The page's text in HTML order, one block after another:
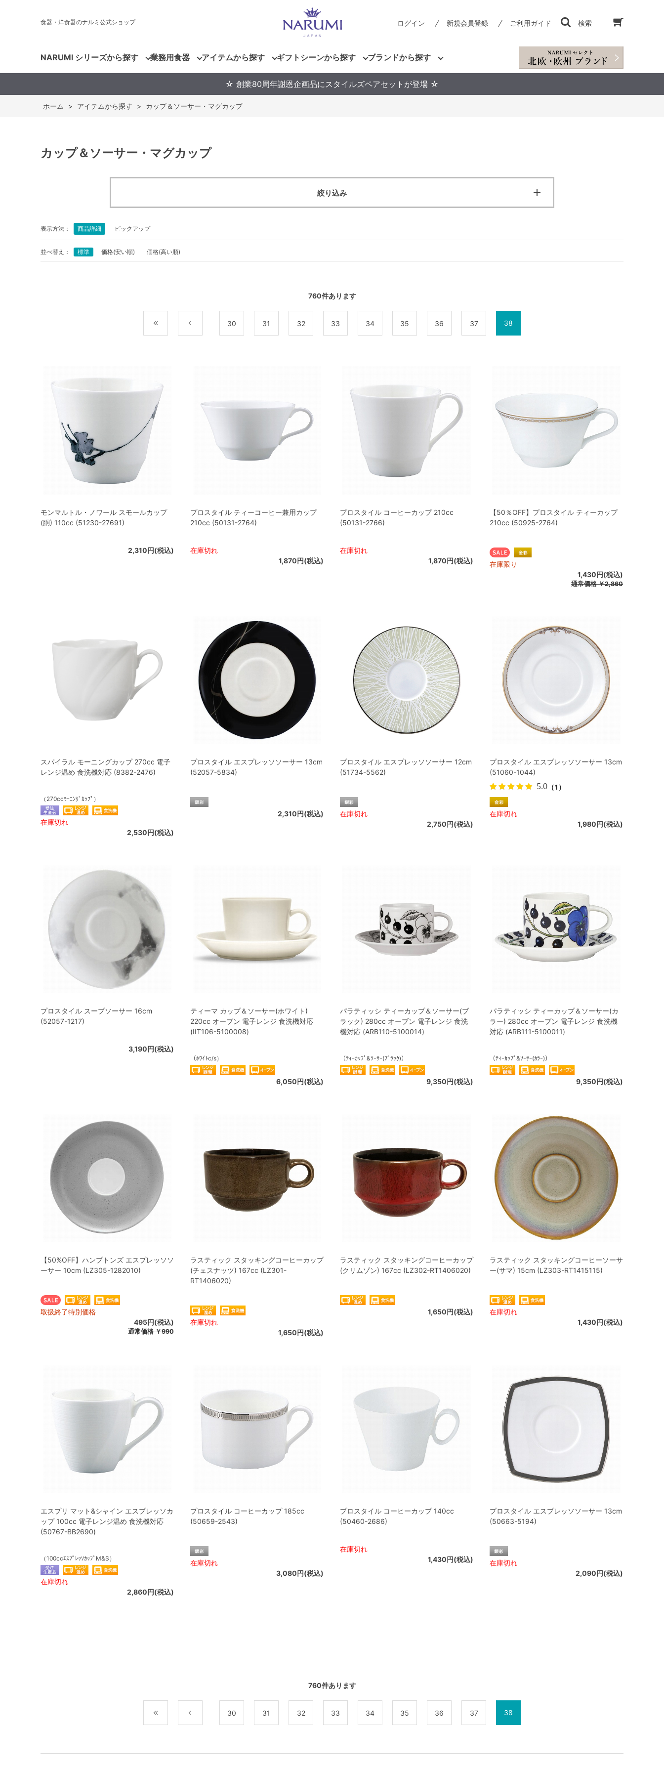
食器・洋食器のナルミ公式ショップ ログイン 新規会員登録 ご利用ガイド 検索
NARUMI シリーズから探す 業務用食器 アイテムから探す ギフトシーンから探す ブランドから探す
☆ 創業80周年謝恩企画品にスタイルズペアセットが登場 ☆
ホーム > アイテムから探す > カップ＆ソーサー・マグカップ
カップ＆ソーサー・マグカップ
絞り込み
表示方法： 商品詳細 ピックアップ
並べ替え： 標準 価格(安い順) 価格(高い順)
760件あります
30 31 32 33 34 35 36 37 38
モンマルトル・ノワール スモールカップ
(胴) 110cc (51230-27691)
2,310円(税込)
プロスタイル ティーコーヒー兼用カップ
210cc (50131-2764)
在庫切れ
1,870円(税込)
プロスタイル コーヒーカップ 210cc
(50131-2766)
在庫切れ
1,870円(税込)
【50％OFF】プロスタイル ティーカップ
210cc (50925-2764)
在庫限り
1,430円(税込)
通常価格￥2,860
スパイラル モーニングカップ 270cc 電子
レンジ温め 食洗機対応 (8382-2476)
（270ccﾓｰﾆﾝｸﾞｶｯﾌﾟ）
在庫切れ
2,530円(税込)
プロスタイル エスプレッソソーサー 13cm
(52057-5834)
2,310円(税込)
プロスタイル エスプレッソソーサー 12cm
(51734-5562)
在庫切れ
2,750円(税込)
プロスタイル エスプレッソソーサー 13cm
(51060-1044)
5.0 （1）
在庫切れ
1,980円(税込)
プロスタイル スープソーサー 16cm
(52057-1217)
3,190円(税込)
ティーマ カップ＆ソーサー(ホワイト)
220cc オーブン 電子レンジ 食洗機対応
(IIT106-5100008)
（ﾎﾜｲﾄc/s）
6,050円(税込)
パラティッシ ティーカップ＆ソーサー(ブ
ラック) 280cc オーブン 電子レンジ 食洗
機対応 (ARB110-5100014)
（ﾃｨｰｶｯﾌﾟ&ｿｰｻｰ(ﾌﾞﾗｯｸ)）
9,350円(税込)
パラティッシ ティーカップ＆ソーサー(カ
ラー) 280cc オーブン 電子レンジ 食洗機
対応 (ARB111-5100011)
（ﾃｨｰｶｯﾌﾟ&ｿｰｻｰ(ｶﾗｰ)）
9,350円(税込)
【50%OFF】ハンプトンズ エスプレッソソ
ーサー 10cm (LZ305-1282010)
取扱終了特別価格
495円(税込)
通常価格￥990
ラスティック スタッキングコーヒーカップ
(チェスナッツ) 167cc (LZ301-
RT1406020)
在庫切れ
1,650円(税込)
ラスティック スタッキングコーヒーカップ
(クリムゾン) 167cc (LZ302-RT1406020)
1,650円(税込)
ラスティック スタッキングコーヒーソーサ
ー(サマ) 15cm (LZ303-RT1415115)
在庫切れ
1,430円(税込)
エスプリ マット&シャイン エスプレッソカ
ップ 100cc 電子レンジ温め 食洗機対応
(50767-BB2690)
（100ccｴｽﾌﾟﾚｯｿｶｯﾌﾟM&S）
在庫切れ
2,860円(税込)
プロスタイル コーヒーカップ 185cc
(50659-2543)
在庫切れ
3,080円(税込)
プロスタイル コーヒーカップ 140cc
(50460-2686)
在庫切れ
1,430円(税込)
プロスタイル エスプレッソソーサー 13cm
(50663-5194)
在庫切れ
2,090円(税込)
760件あります
30 31 32 33 34 35 36 37 38